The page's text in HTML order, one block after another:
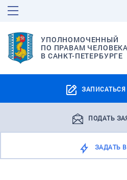
УПОЛНОМОЧЕННЫЙ
ПО ПРАВАМ ЧЕЛОВЕКА
В САНКТ-ПЕТЕРБУРГЕ
ПОДАТЬ
ЗАДАТЬ